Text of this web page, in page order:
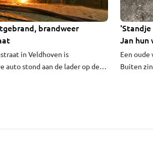
brandweer
in Veldhoven is
auto stond aan de lader op de
Jan hun
Een oude
Buiten